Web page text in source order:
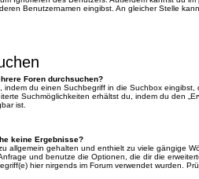
Benutzernamen eingibst. An gleicher Stelle
Foren durchsuchen?
indem du einen Suchbegriff in die Suchbox eingibst,
Suchmöglichkeiten erhältst du, indem du den
ist.
keine Ergebnisse?
allgemein gehalten und enthielt zu viele gängige
und benutze die Optionen, die dir die
hier nirgends im Forum verwendet wurden.